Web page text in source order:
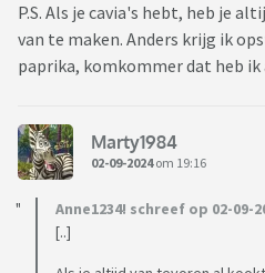
P.S. Als je cavia's hebt, heb je
van te maken. Anders krijg ik
paprika, komkommer dat heb ik
Marty1984
02-09-2024om 19:16
Anne1234! schreef op 02-09-
[..]